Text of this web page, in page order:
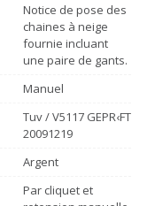
Notice de pose des
chaines à neige
fournie incluant
une paire de gants.
Manuel
Tuv / V5117 GEPR‹FT
20091219
Argent
Par cliquet et